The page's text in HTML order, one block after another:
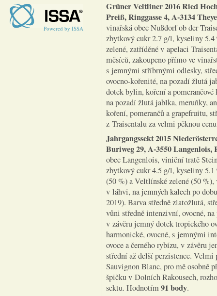
Powered by ISSA
Grüner Veltliner 2016 Ried
Preiß, Ringgasse 4, A-3134
vinařská obec Nußdorf ob der
zbytkový cukr 2.7 g/l, kyseliny
zelené, zatříděné v apelaci
měsíců, zakoupeno přímo ve
s jemnými stříbrnými odlesky,
ovocno-kořenité, na pozadí žlutá
dotek bylin, koření a
na pozadí žlutá jablka, meruňky,
koření, pomerančů a grapefruitu,
z Traisentalu za velmi pěknou
Jahrgangssekt 2015
Buriweg 29, A-3550 Langenlois,
obec Langenlois, viniční tratě
zbytkový cukr 4.5 g/l, kyseliny
(50 %) a Veltlínské zelené (50
v láhvi, na jemných kalech po
2019). Barva středně zlatožlutá,
vůni středně intenzivní, ovocné,
v závěru jemný dotek tropického
harmonické, ovocné, s jemnými
ovoce a černého rybízu, v závěru
střední až delší perzistence.
Sauvignon Blanc, pro mě osobně
špičku v Dolních Rakousech,
sektu. Hodnotím91 body.